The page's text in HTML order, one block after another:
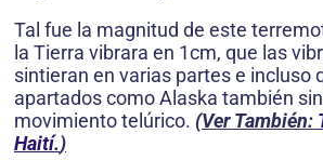
Tal fue la magnitud de este
la Tierra vibrara en 1cm, que las
sintieran en varias partes e incluso
apartados como Alaska también
movimiento telúrico. (Ver También:
Haití.)